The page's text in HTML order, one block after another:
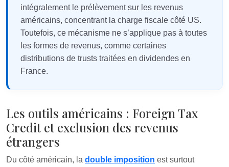
intégralement le prélèvement sur les revenus
américains, concentrant la charge fiscale côté US.
Toutefois, ce mécanisme ne s’applique pas à toutes
les formes de revenus, comme certaines
distributions de trusts traitées en dividendes en
France.
Les outils américains : Foreign Tax
Credit et exclusion des revenus
étrangers
Du côté américain, la double imposition est surtout